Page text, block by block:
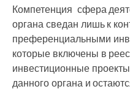
Компетенция сфера
органа сведан лишь к
преференциальными
которые включены в
инвестиционные
данного органа и